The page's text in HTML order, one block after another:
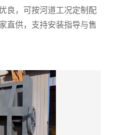
良，可按河道工况定制配
直供，支持安装指导与售